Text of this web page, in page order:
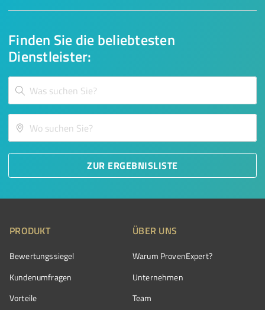
Finden Sie die beliebtesten
Dienstleister:
ZUR ERGEBNISLISTE
PRODUKT
Bewertungssiegel
Kundenumfragen
Vorteile
ÜBER UNS
Warum ProvenExpert?
Unternehmen
Team